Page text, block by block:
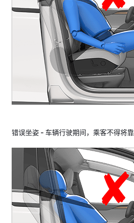
错误坐姿 - 车辆行驶期间，乘客不得将靠